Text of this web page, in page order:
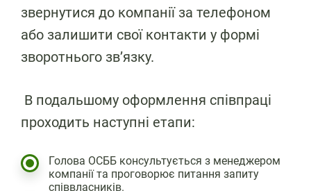
звернутися до компанії за телефоном
або залишити свої контакти у формі
зворотнього зв’язку.
В подальшому оформлення співпраці
проходить наступні етапи:
Голова ОСББ консультується з менеджером
компанії та проговорює питання запиту
співвласників.